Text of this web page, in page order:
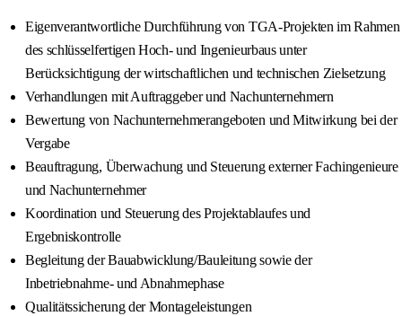
Eigenverantwortliche Durchführung von TGA-Projekten im Rahmen
des schlüsselfertigen Hoch- und Ingenieurbaus unter
Berücksichtigung der wirtschaftlichen und technischen Zielsetzung
Verhandlungen mit Auftraggeber und Nachunternehmern
Bewertung von Nachunternehmerangeboten und Mitwirkung bei der
Vergabe
Beauftragung, Überwachung und Steuerung externer Fachingenieure
und Nachunternehmer
Koordination und Steuerung des Projektablaufes und
Ergebniskontrolle
Begleitung der Bauabwicklung/Bauleitung sowie der
Inbetriebnahme- und Abnahmephase
Qualitätssicherung der Montageleistungen